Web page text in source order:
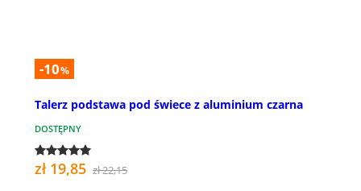
-10%
Talerz podstawa pod świece z aluminium czarna
DOSTĘPNY
zł 19,85 zł 22,15